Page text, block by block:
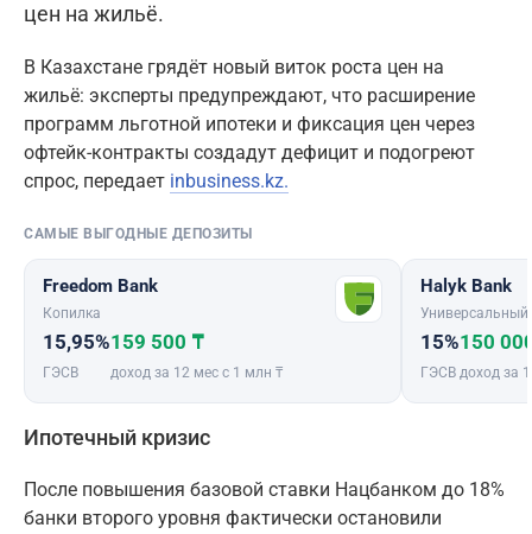
цен на жильё.
В Казахстане грядёт новый виток роста цен на
жильё: эксперты предупреждают, что расширение
программ льготной ипотеки и фиксация цен через
офтейк-контракты создадут дефицит и подогреют
спрос, передает inbusiness.kz.
САМЫЕ ВЫГОДНЫЕ ДЕПОЗИТЫ
Freedom Bank
Копилка
15,95%
ГЭСВ
159 500 ₸
доход за 12 мес с 1 млн ₸
Halyk Bank
Универсальный
15%
ГЭСВ
150
доход за
Ипотечный кризис
После повышения базовой ставки Нацбанком до 18%
банки второго уровня фактически остановили